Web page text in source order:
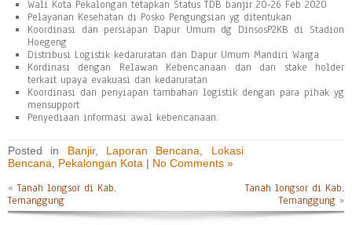
Wali Kota Pekalongan tetapkan Status TDB banjir 20-26 Feb 2020
Pelayanan Kesehatan di Posko Pengungsian yg ditentukan
Koordinasi dan persiapan Dapur Umum dg DinsosP2KB di Stadion
Hoegeng
Distribusi Logistik kedaruratan dan Dapur Umum Mandiri Warga
Kordinasi dengan Relawan Kebencanaan dan dan stake holder
terkait upaya evakuasi dan kedaruratan
Koordinasi dan penyiapan tambahan logistik dengan para pihak yg
mensupport
Penyediaan informasi awal kebencanaan.
Posted in Banjir, Laporan Bencana
Lokasi
Bencana
Pekalongan Kota | No Comments »
«Tanah longsor di Kab.
Temanggung
Tanah longsor di Kab.
Temanggung »